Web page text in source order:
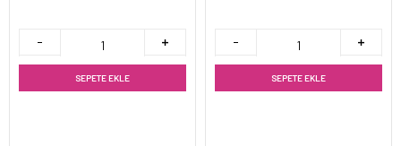
SEPETE EKLE SEPETE EKLE